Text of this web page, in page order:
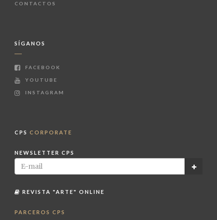
CONTACTOS
SÍGANOS
FACEBOOK
YOUTUBE
INSTAGRAM
CPS CORPORATE
NEWSLETTER CPS
REVISTA "ARTE" ONLINE
PARCEROS CPS